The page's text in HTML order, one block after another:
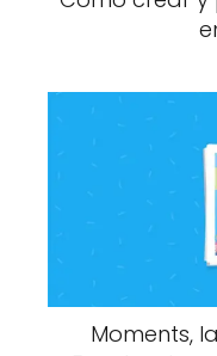
Moments,